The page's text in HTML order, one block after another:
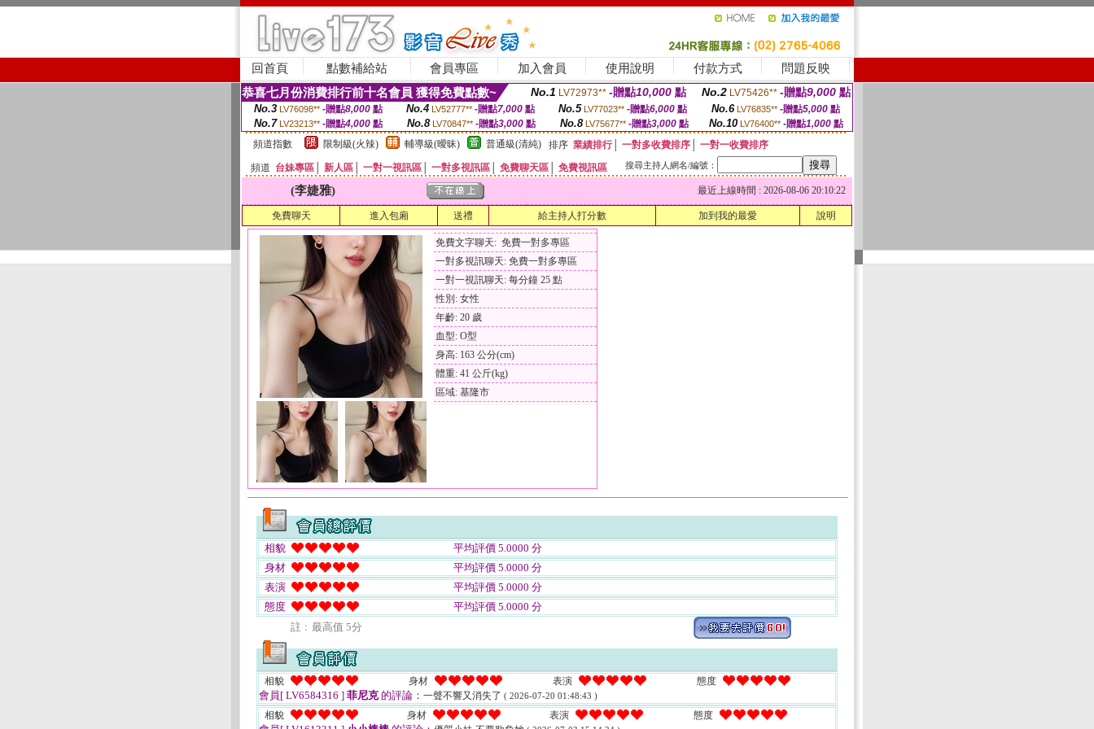
回首頁 點數補給站 會員專區 加入會員 使用說明 付款方式 問題反映
恭喜七月份消費排行前十名會員 獲得免費點數~ No.1 LV72973** -贈點10,000 點 No.2 LV75426** -贈點9,000 點
No.3 LV76098** -贈點8,000點 No.4 LV52777** -贈點7,000點 No.5 LV77023** -贈點6,000點 No.6 LV76835** -贈點5,000點
No.7 LV23213** -贈點4,000 點 No.8 LV70847** -贈點3,000 點 No.8 LV75677** -贈點3,000點 No.10 LV76400** -贈點1,000 點
頻道指數
限制級(火辣) 輔導級(曖昧) 普通級(清純) 排序 業績排行│ 一對多收費排序
一對一收費排序
頻道 台妹專區 新人區 一對一視訊區 一對多視訊區 免費聊天區 免費視訊區 搜尋主持人網名/編號：
(李婕雅) 最近上線時間 : 2026-08-06 20:10:22
免費聊天 進入包廂 送禮 給主持人打分數 加到我的最愛 說明
免費文字聊天: 免費一對多專區
一對多視訊聊天: 免費一對多專區
一對一視訊聊天: 每分鐘 25 點
性別: 女性
年齡: 20 歲
血型: O型
身高: 163 公分(cm)
體重: 41 公斤(kg)
區域: 基隆市
相貌
平均評價 5.0000 分
身材
平均評價 5.0000 分
表演
平均評價 5.0000 分
態度
平均評價 5.0000 分
註﹕最高值 5分
相貌 身材 表演 態度
會員[ LV6584316 ] 菲尼克的評論： 一聲不響又消失了 ( 2026-07-20 01:48:43 )
相貌 身材 表演 態度